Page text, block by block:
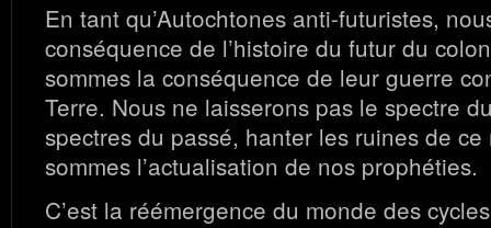
En tant qu’Autochtones anti-futuristes,
conséquence de l’histoire du futur du
sommes la conséquence de leur guerre
Terre. Nous ne laisserons pas le spectre
spectres du passé, hanter les ruines de
sommes l’actualisation de nos prophéties.
C’est la réémergence du monde des